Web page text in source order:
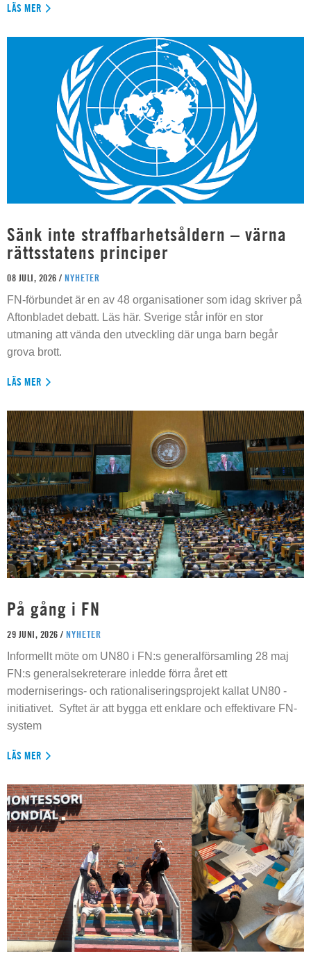
LÄS MER
Sänk inte straffbarhetsåldern – värna
rättsstatens principer
08 JULI, 2026 / NYHETER
FN-förbundet är en av 48 organisationer som idag skriver på
Aftonbladet debatt. Läs här. Sverige står inför en stor
utmaning att vända den utveckling där unga barn begår
grova brott.
LÄS MER
På gång i FN
29 JUNI, 2026 / NYHETER
Informellt möte om UN80 i FN:s generalförsamling 28 maj
FN:s generalsekreterare inledde förra året ett
moderniserings- och rationaliseringsprojekt kallat UN80 -
initiativet. Syftet är att bygga ett enklare och effektivare FN-
system
LÄS MER